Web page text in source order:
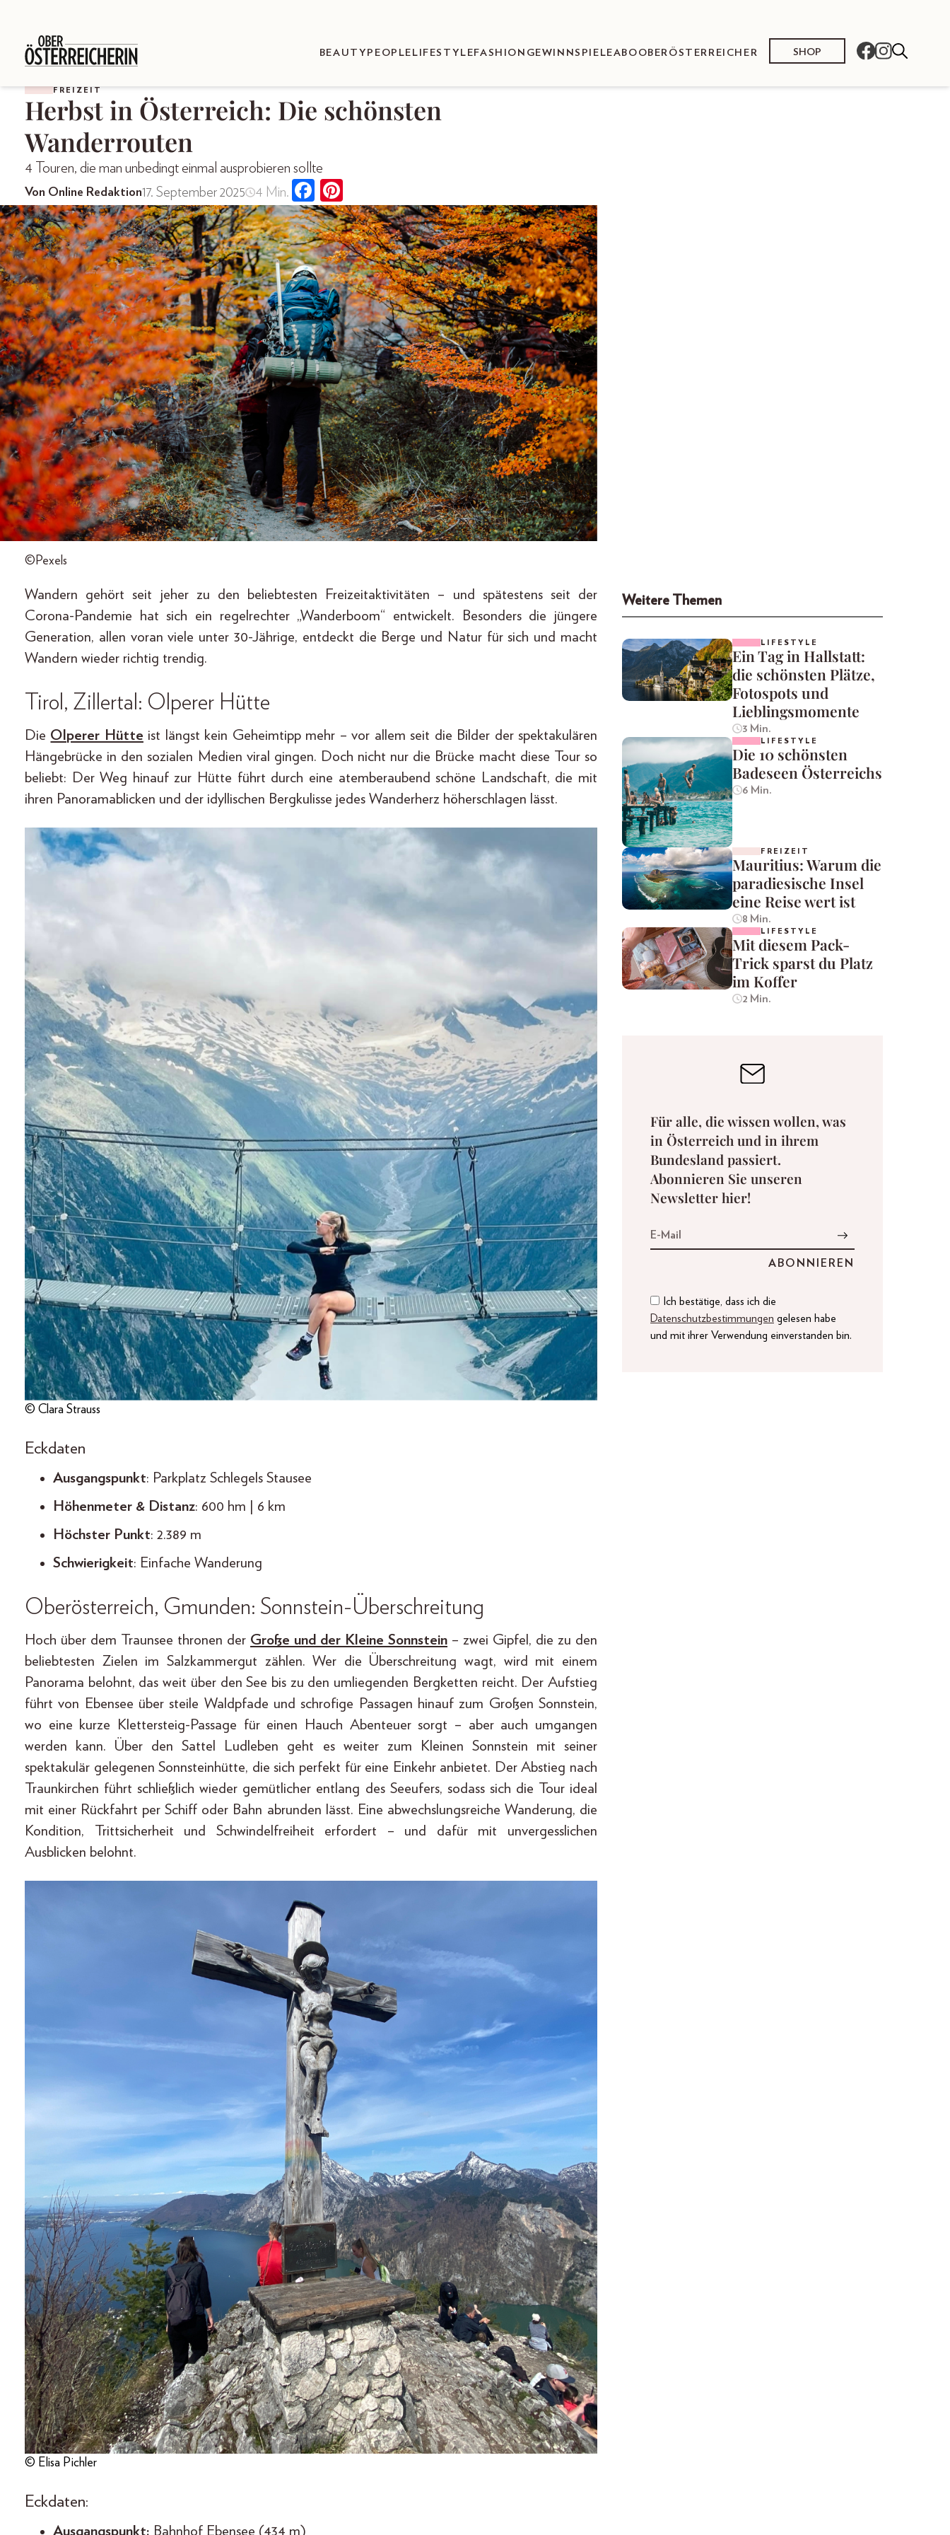
BEAUTY PEOPLE LIFESTYLEFASHION GEWINNSPIELEABO OBERÖSTERREICHER SHOP
FREIZEIT
Herbst in Österreich: Die schönsten
Wanderrouten
4 Touren, die man unbedingt einmal ausprobieren sollte
Von Online Redaktion17. September 2025 4 Min.
©Pexels
Wandern gehört seit jeher zu den beliebtesten Freizeitaktivitäten – und spätestens seit der
Corona-Pandemie hat sich ein regelrechter „Wanderboom“ entwickelt. Besonders die jüngere
Generation, allen voran viele unter 30-Jährige, entdeckt die Berge und Natur für sich und macht
Wandern wieder richtig trendig.
Tirol, Zillertal: Olperer Hütte
Die Olperer Hütte ist längst kein Geheimtipp mehr – vor allem seit die Bilder der spektakulären
Hängebrücke in den sozialen Medien viral gingen. Doch nicht nur die Brücke macht diese Tour so
beliebt: Der Weg hinauf zur Hütte führt durch eine atemberaubend schöne Landschaft, die mit
ihren Panoramablicken und der idyllischen Bergkulisse jedes Wanderherz höherschlagen lässt.
© Clara Strauss
Eckdaten
Ausgangspunkt: Parkplatz Schlegels Stausee
Höhenmeter & Distanz: 600 hm | 6 km
Höchster Punkt: 2.389 m
Schwierigkeit: Einfache Wanderung
Oberösterreich, Gmunden: Sonnstein-Überschreitung
Hoch über dem Traunsee thronen der Große und der Kleine Sonnstein – zwei Gipfel, die zu den
beliebtesten Zielen im Salzkammergut zählen. Wer die Überschreitung wagt, wird mit einem
Panorama belohnt, das weit über den See bis zu den umliegenden Bergketten reicht. Der Aufstieg
führt von Ebensee über steile Waldpfade und schrofige Passagen hinauf zum Großen Sonnstein,
wo eine kurze Klettersteig-Passage für einen Hauch Abenteuer sorgt – aber auch umgangen
werden kann. Über den Sattel Ludleben geht es weiter zum Kleinen Sonnstein mit seiner
spektakulär gelegenen Sonnsteinhütte, die sich perfekt für eine Einkehr anbietet. Der Abstieg nach
Traunkirchen führt schließlich wieder gemütlicher entlang des Seeufers, sodass sich die Tour ideal
mit einer Rückfahrt per Schiff oder Bahn abrunden lässt. Eine abwechslungsreiche Wanderung, die
Kondition, Trittsicherheit und Schwindelfreiheit erfordert – und dafür mit unvergesslichen
Ausblicken belohnt.
© Elisa Pichler
Eckdaten:
Ausgangspunkt: Bahnhof Ebensee (434 m)
Weitere Themen
LIFESTYLE
Ein Tag in Hallstatt:
die schönsten Plätze,
Fotospots und
Lieblingsmomente
3 Min.
LIFESTYLE
Die 10 schönsten
Badeseen Österreichs
6 Min.
FREIZEIT
Mauritius: Warum die
paradiesische Insel
eine Reise wert ist
8 Min.
LIFESTYLE
Mit diesem Pack-
Trick sparst du Platz
im Koffer
2 Min.
Für alle, die wissen wollen, was
in Österreich und in ihrem
Bundesland passiert.
Abonnieren Sie unseren
Newsletter hier!
Ich bestätige, dass ich die
Datenschutzbestimmungen gelesen habe
und mit ihrer Verwendung einverstanden bin.